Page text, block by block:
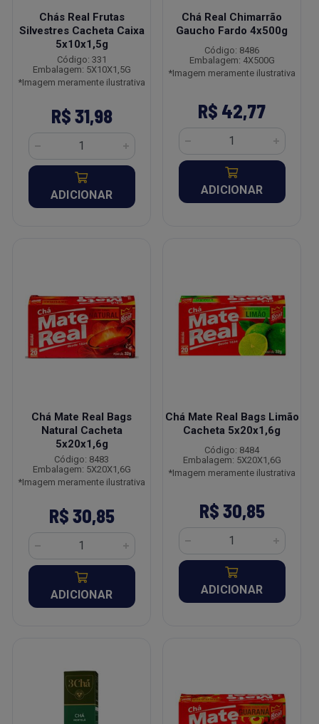
Chás Real Frutas
Silvestres Cacheta Caixa
5x10x1,5g
Código: 331
Embalagem: 5X10X1,5G
*Imagem meramente ilustrativa
R$ 31,98
ADICIONAR
Chá Real Chimarrão
Gaucho Fardo 4x500g
Código: 8486
Embalagem: 4X500G
*Imagem meramente ilustrativa
R$ 42,77
ADICIONAR
Chá Mate Real Bags
Natural Cacheta
5x20x1,6g
Código: 8483
Embalagem: 5X20X1,6G
*Imagem meramente ilustrativa
R$ 30,85
ADICIONAR
Chá Mate Real Bags Limão
Cacheta 5x20x1,6g
Código: 8484
Embalagem: 5X20X1,6G
*Imagem meramente ilustrativa
R$ 30,85
ADICIONAR